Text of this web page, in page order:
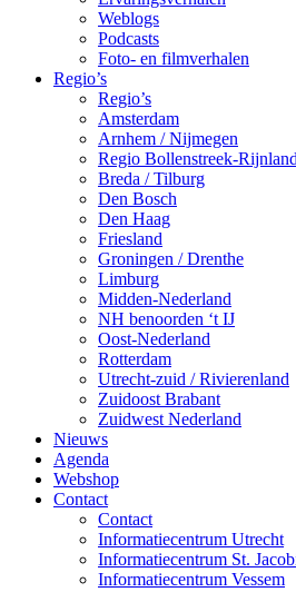
Weblogs
Podcasts
Foto- en filmverhalen
Regio’s
Regio’s
Amsterdam
Arnhem / Nijmegen
Regio Bollenstreek-Rijnland
Breda / Tilburg
Den Bosch
Den Haag
Friesland
Groningen / Drenthe
Limburg
Midden-Nederland
NH benoorden ‘t IJ
Oost-Nederland
Rotterdam
Utrecht-zuid / Rivierenland
Zuidoost Brabant
Zuidwest Nederland
Nieuws
Agenda
Webshop
Contact
Contact
Informatiecentrum Utrecht
Informatiecentrum St.
Informatiecentrum Vessem